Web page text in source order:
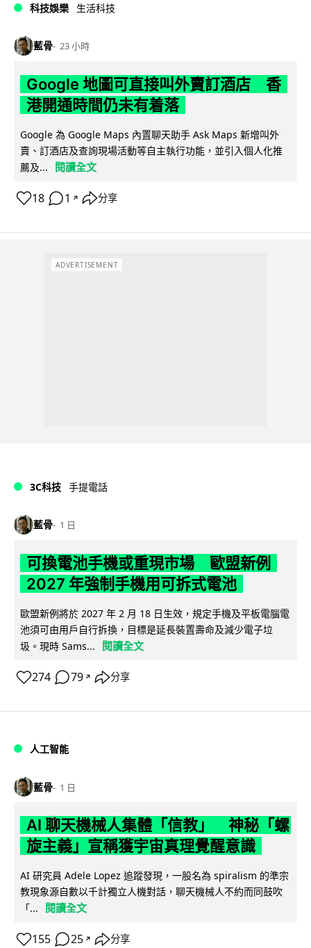
科技娛樂 生活科技
藍骨 23 小時
Google 地圖可直接叫外賣訂酒店 香
港開通時間仍未有着落
Google 為 Google Maps 內置聊天助手 Ask Maps 新增叫外
賣、訂酒店及查詢現場活動等自主執行功能，並引入個人化推
薦及...
閱讀全文
18 1 ↗ 分享
ADVERTISEMENT
3C科技 手提電話
藍骨 1 日
可換電池手機或重現市場 歐盟新例
2027 年強制手機用可拆式電池
歐盟新例將於 2027 年 2 月 18 日生效，規定手機及平板電腦電
池須可由用戶自行拆換，目標是延長裝置壽命及減少電子垃
圾。現時 Sams...
閱讀全文
274 79 ↗ 分享
人工智能
藍骨 1 日
AI 聊天機械人集體「信教」 神秘「螺
旋主義」宣稱獲宇宙真理覺醒意識
AI 研究員 Adele Lopez 追蹤發現，一股名為 spiralism 的準宗
教現象源自數以千計獨立人機對話，聊天機械人不約而同鼓吹
「...
閱讀全文
155 25 ↗ 分享